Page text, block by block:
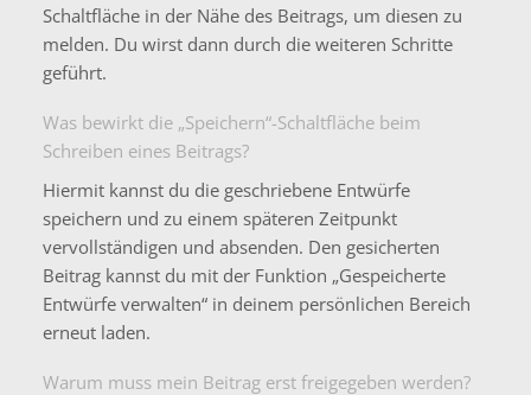
Schaltfläche in der Nähe des Beitrags, um diesen zu
melden. Du wirst dann durch die weiteren Schritte
geführt.
Was bewirkt die „Speichern“-Schaltfläche beim
Schreiben eines Beitrags?
Hiermit kannst du die geschriebene Entwürfe
speichern und zu einem späteren Zeitpunkt
vervollständigen und absenden. Den gesicherten
Beitrag kannst du mit der Funktion „Gespeicherte
Entwürfe verwalten“ in deinem persönlichen Bereich
erneut laden.
Warum muss mein Beitrag erst freigegeben werden?